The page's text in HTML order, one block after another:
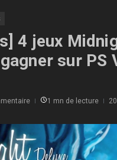
4 jeux
sur PS
1 mn de lecture